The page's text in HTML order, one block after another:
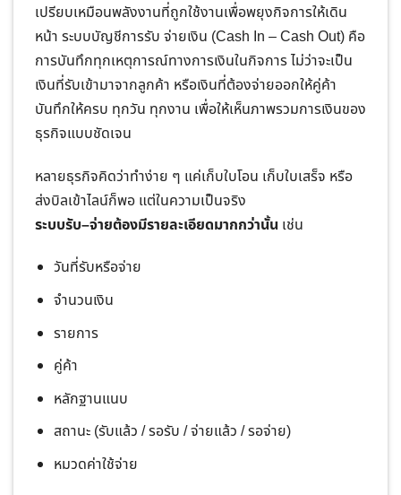
เปรียบเหมือนพลังงานที่ถูกใช้งานเพื่อพยุงกิจการให้เดิน
หน้า ระบบบัญชีการรับ จ่ายเงิน (Cash In – Cash Out) คือ
การบันทึกทุกเหตุการณ์ทางการเงินในกิจการ ไม่ว่าจะเป็น
เงินที่รับเข้ามาจากลูกค้า หรือเงินที่ต้องจ่ายออกให้คู่ค้า
บันทึกให้ครบ ทุกวัน ทุกงาน เพื่อให้เห็นภาพรวมการเงินของ
ธุรกิจแบบชัดเจน
หลายธุรกิจคิดว่าทำง่าย ๆ แค่เก็บใบโอน เก็บใบเสร็จ หรือ
ส่งบิลเข้าไลน์ก็พอ แต่ในความเป็นจริง
ระบบรับ–จ่ายต้องมีรายละเอียดมากกว่านั้น เช่น
วันที่รับหรือจ่าย
จำนวนเงิน
รายการ
คู่ค้า
หลักฐานแนบ
สถานะ (รับแล้ว / รอรับ / จ่ายแล้ว / รอจ่าย)
หมวดค่าใช้จ่าย